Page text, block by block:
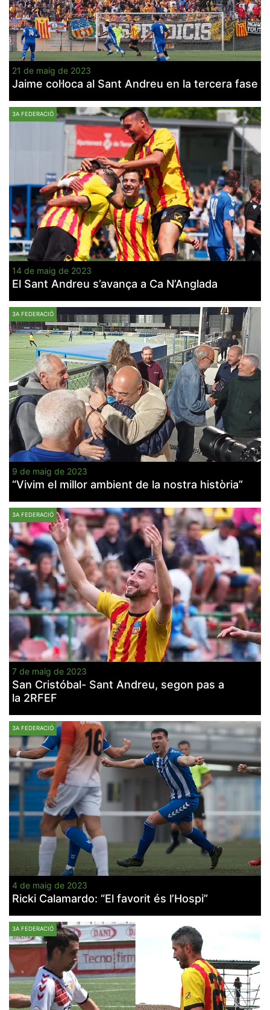
21 de maig de 2023
Jaime col·loca al Sant Andreu en la tercera fase
3A FEDERACIÓ
14 de maig de 2023
El Sant Andreu s’avança a Ca N’Anglada
3A FEDERACIÓ
9 de maig de 2023
“Vivim el millor ambient de la nostra història”
3A FEDERACIÓ
7 de maig de 2023
San Cristóbal- Sant Andreu, segon pas a
la 2RFEF
3A FEDERACIÓ
4 de maig de 2023
Ricki Calamardo: “El favorit és l’Hospi”
3A FEDERACIÓ